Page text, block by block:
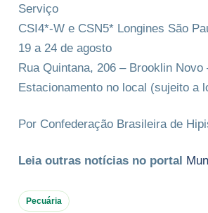
Serviço
CSI4*-W e CSN5* Longines São
19 a 24 de agosto
Rua Quintana, 206 – Brooklin Novo
Estacionamento no local (sujeito a
Por Confederação Brasileira de
Leia outras notícias no portal
Pecuária